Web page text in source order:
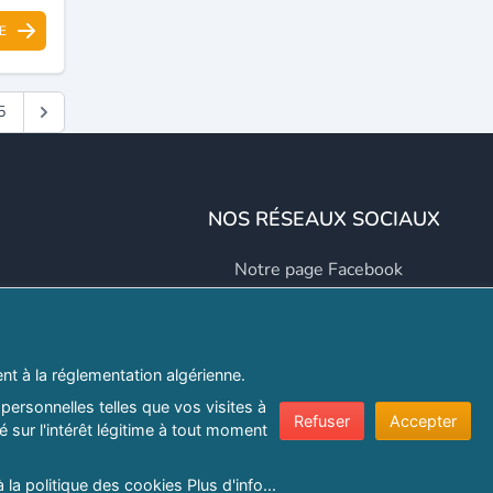
NOS RÉSEAUX SOCIAUX
Notre page Facebook
Notre page Twitter
à la réglementation algérienne.
telles que vos visites à
sur l'intérêt légitime à tout moment
la politique des cookies Plus d'info...
Refuser Accepter